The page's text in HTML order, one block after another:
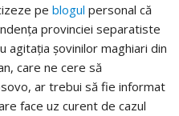
pe blogul personal că
provinciei separatiste
agitaţia şovinilor maghiari din
care ne cere să
ar trebui să fie informat
face uz curent de cazul